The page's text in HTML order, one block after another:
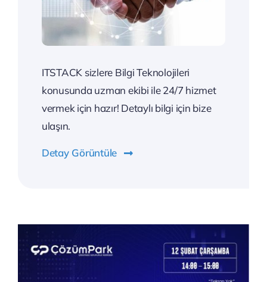
ITSTACK sizlere Bilgi Teknolojileri
konusunda uzman ekibi ile 24/7 hizmet
vermek için hazır! Detaylı bilgi için bize
ulaşın.
Detay Görüntüle